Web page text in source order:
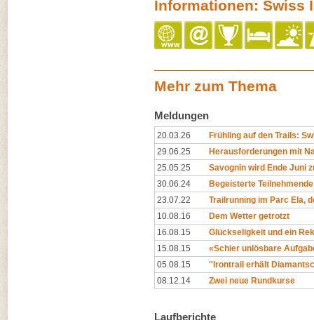
Informationen: Swiss
Mehr zum Thema
Meldungen
20.03.26
Frühling auf den Trails:
29.06.25
Herausforderungen mit
25.05.25
Savognin wird Ende Juni
30.06.24
Begeisterte
23.07.22
Trailrunning im Parc Ela,
10.08.16
Dem Wetter getrotzt
16.08.15
Glückseligkeit und ein
15.08.15
«Schier unlösbare
05.08.15
''Irontrail erhält
08.12.14
Zwei neue Rundkurse
Laufberichte